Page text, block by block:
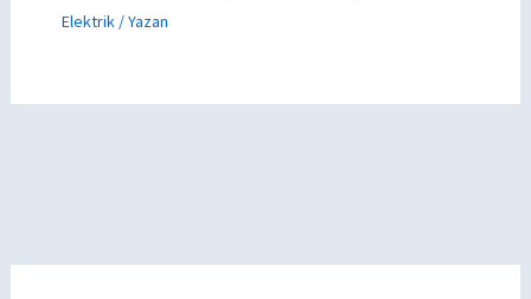
Elektrik/ Yazan